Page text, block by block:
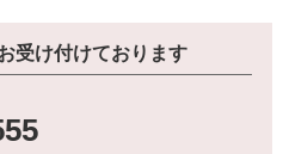
受け付けております